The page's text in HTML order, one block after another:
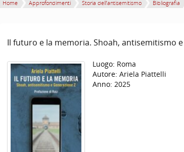
Home Approfondimenti Storia dell’antisemitismo Bibliografia
Il futuro e la memoria. Shoah, antisemitismo
Luogo: Roma
Autore: Ariela Piattelli
Anno: 2025